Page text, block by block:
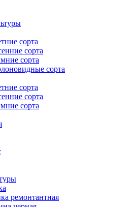
сорта
сорта
сорта
сорта
сорта
сорта
сорта
ремонтантная